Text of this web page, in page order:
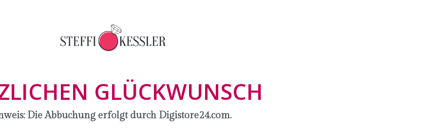
GLÜCKWUNSCH
Die Abbuchung erfolgt durch Digistore24.com.